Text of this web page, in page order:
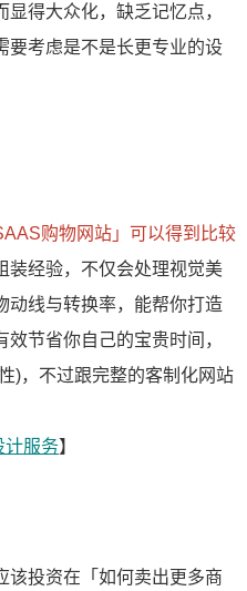
得大众化，缺乏记忆点，
要考虑是不是长更专业的设
购物网站」可以得到比较
装经验，不仅会处理视觉美
动线与转换率，能帮你打造
节省你自己的宝贵时间，
)，不过跟完整的客制化网站
计服务】
该投资在「如何卖出更多商